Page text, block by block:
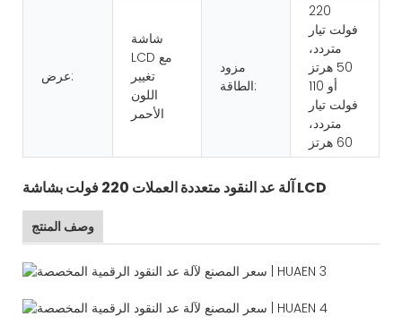
عرض:
شاشة
LCD مع
تغيير
اللون
الأحمر
مزود
الطاقة:
220
فولت تيار
متردد،
50 هرتز
أو 110
فولت تيار
متردد،
60 هرتز
آلة عد النقود متعددة العملات 220 فولت بشاشة LCD
وصف المنتج